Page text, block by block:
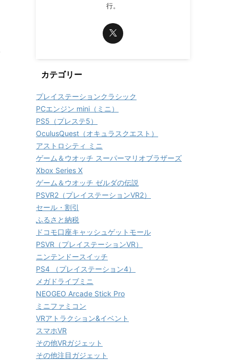
行。
カテゴリー
プレイステーションクラシック
PCエンジン mini（ミニ）
PS5（プレステ5）
OculusQuest（オキュラスクエスト）
アストロシティ ミニ
ゲーム＆ウオッチ スーパーマリオブラザーズ
Xbox Series X
ゲーム＆ウオッチ ゼルダの伝説
PSVR2（プレイステーションVR2）
セール・割引
ふるさと納税
ドコモ口座キャッシュゲットモール
PSVR（プレイステーションVR）
ニンテンドースイッチ
PS4 （プレイステーション4）
メガドライブミニ
NEOGEO Arcade Stick Pro
ミニファミコン
VRアトラクション&イベント
スマホVR
その他VRガジェット
その他注目ガジェット